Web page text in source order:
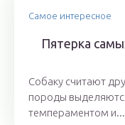
Самое интересное
Пятерка
Собаку считают
породы
темпераментом и...